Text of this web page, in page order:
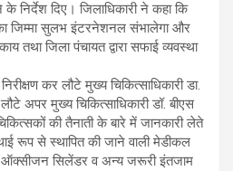
निर्देश दिए। जिलाधिकारी ने कहा कि
जिम्मा सुलभ इंटरनेशनल संभालेगा और
तथा जिला पंचायत द्वारा सफाई व्यवस्था
कर लौटे मुख्य चिकित्साधिकारी डा.
अपर मुख्य चिकित्साधिकारी डॉ. बीएस
की तैनाती के बारे में जानकारी लेते
रूप से स्थापित की जाने वाली मेडीकल
ऑक्सीजन सिलेंडर व अन्य जरूरी इंतजाम